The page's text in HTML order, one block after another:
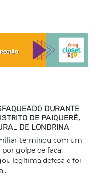
DURANTE
DE PAIQUERÊ,
DE LONDRINA
terminou com um
golpe de faca;
legítima defesa e foi